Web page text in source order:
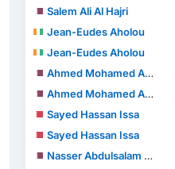
Salem Ali Al Hajri
Jean-Eudes Aholou
Jean-Eudes Aholou
Ahmed Mohamed Abdul Maqsoud El Sayed
Ahmed Mohamed Abdul Maqsoud El Sayed
Sayed Hassan Issa
Sayed Hassan Issa
Nasser Abdulsalam Al Ahrak